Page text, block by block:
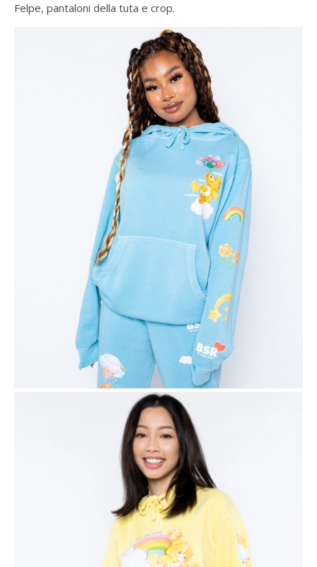
Felpe, pantaloni della tuta e crop.